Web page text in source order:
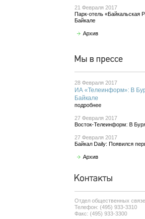
21 Февраля 2017
Парк-отель «Байкальская
Байкале
Архив
28 Февраля 2017
ИА «Телеинформ»: В
Байкале
подробнее
27 Февраля 2017
Восток-Телеинформ: В
27 Февраля 2017
Байкал Daily: Появился
Архив
Отдел общественных
Телефон: (495) 933-3310
Факс: (495) 933-3300